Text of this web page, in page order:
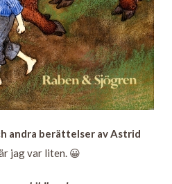
andra berättelser av Astrid
jag var liten. 😀